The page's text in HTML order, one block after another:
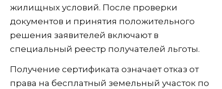
жилищных условий. После проверки
документов и принятия положительного
решения заявителей включают в
специальный реестр получателей льготы.
Получение сертификата означает отказ от
права на бесплатный земельный участок по